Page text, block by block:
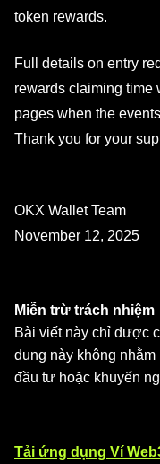
token rewards.
Full details on entry
rewards claiming time
pages when the
Thank you for your
OKX Wallet Team
November 12, 2025
Miễn trừ trách nhiệm
Bài viết này chỉ được
dung này không
đầu tư hoặc khuyến
khuyến khích mua,
thuế Tài sản kỹ thuật
Tải ứng dụng Ví